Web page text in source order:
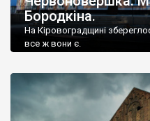
Бородкіна.
На Кіровоградщині
все ж вони є.